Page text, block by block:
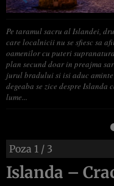
Pe taramul sacru al Islandei,
care localnicii nu se sfiesc sa
oamenilor cu puteri
plan secund doar in preajma
jurul bradului si isi aduc
degeaba se zice despre
lume...
Poza 1 / 3
Islanda –